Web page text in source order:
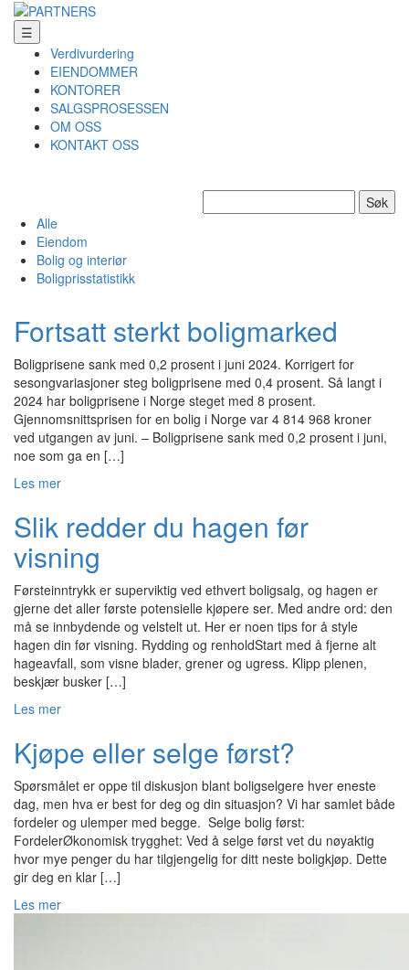
☰
Verdivurdering
EIENDOMMER
KONTORER
SALGSPROSESSEN
OM OSS
KONTAKT OSS
etter:
Alle
Eiendom
Bolig og interiør
Boligprisstatistikk
Fortsatt sterkt boligmarked
Boligprisene sank med 0,2 prosent i juni 2024. Korrigert for
sesongvariasjoner steg boligprisene med 0,4 prosent. Så langt i
2024 har boligprisene i Norge steget med 8 prosent.
Gjennomsnittsprisen for en bolig i Norge var 4 814 968 kroner
ved utgangen av juni. – Boligprisene sank med 0,2 prosent i juni,
noe som ga en […]
Les mer
Slik redder du hagen før
visning
Førsteinntrykk er superviktig ved ethvert boligsalg, og hagen er
gjerne det aller første potensielle kjøpere ser. Med andre ord: den
må se innbydende og velstelt ut. Her er noen tips for å style
hagen din før visning. Rydding og renholdStart med å fjerne alt
hageavfall, som visne blader, grener og ugress. Klipp plenen,
beskjær busker […]
Les mer
Kjøpe eller selge først?
Spørsmålet er oppe til diskusjon blant boligselgere hver eneste
dag, men hva er best for deg og din situasjon? Vi har samlet både
fordeler og ulemper med begge. Selge bolig først:
FordelerØkonomisk trygghet: Ved å selge først vet du nøyaktig
hvor mye penger du har tilgjengelig for ditt neste boligkjøp. Dette
gir deg en klar […]
Les mer